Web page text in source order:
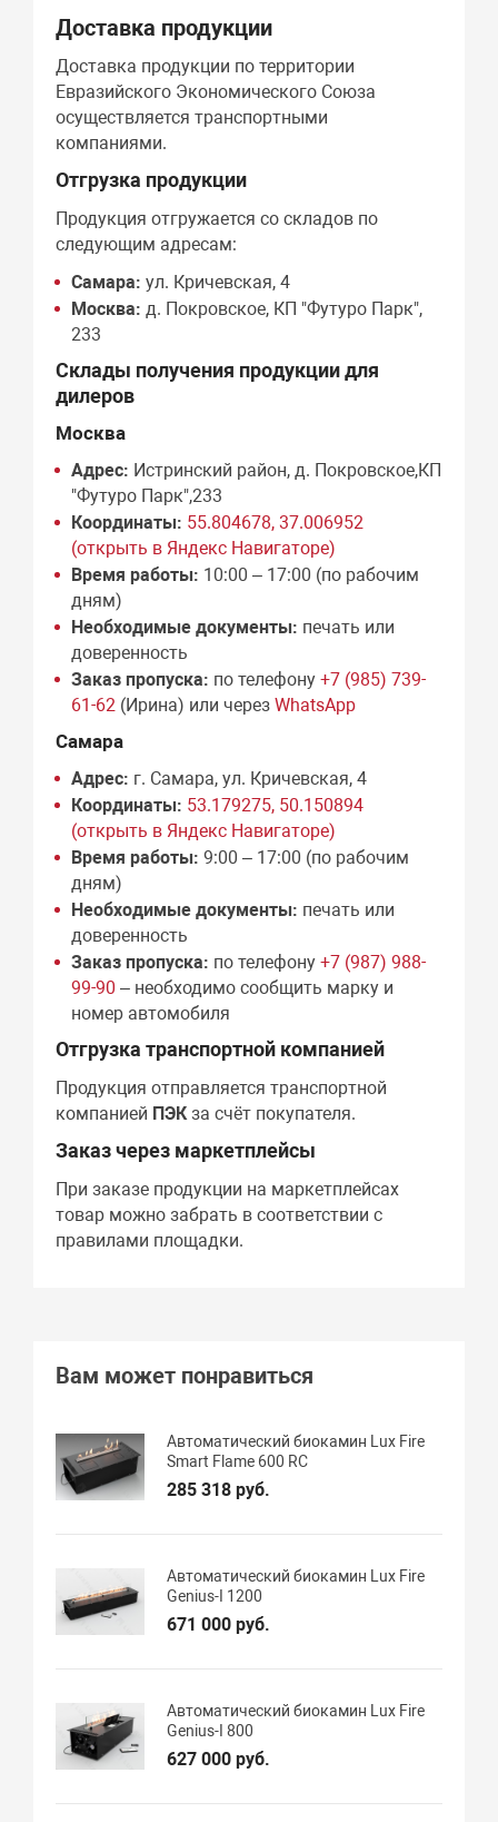
Доставка продукции
Доставка продукции по территории
Евразийского Экономического Союза
осуществляется транспортными
компаниями.
Отгрузка продукции
Продукция отгружается со складов по
следующим адресам:
Самара: ул. Кричевская, 4
Москва: д. Покровское, КП "Футуро Парк",
233
Склады получения продукции для
дилеров
Москва
Адрес: Истринский район, д. Покровское,КП
"Футуро Парк",233
Координаты: 55.804678, 37.006952
(открыть в Яндекс Навигаторе)
Время работы: 10:00 – 17:00 (по рабочим
дням)
Необходимые документы: печать или
доверенность
Заказ пропуска: по телефону+7 (985) 739-
61-62 (Ирина) или черезWhatsApp
Самара
Адрес: г. Самара, ул. Кричевская, 4
Координаты: 53.179275, 50.150894
(открыть в Яндекс Навигаторе)
Время работы: 9:00 – 17:00 (по рабочим
дням)
Необходимые документы: печать или
доверенность
Заказ пропуска: по телефону+7 (987) 988-
99-90 – необходимо сообщить марку и
номер автомобиля
Отгрузка транспортной компанией
Продукция отправляется транспортной
компанией ПЭКза счёт покупателя.
Заказ через маркетплейсы
При заказе продукции на маркетплейсах
товар можно забрать в соответствии с
правилами площадки.
Вам может понравиться
Автоматический биокамин Lux Fire
Smart Flame 600 RC
285 318 руб.
Автоматический биокамин Lux Fire
Genius-I 1200
671 000 руб.
Автоматический биокамин Lux Fire
Genius-I 800
627 000 руб.